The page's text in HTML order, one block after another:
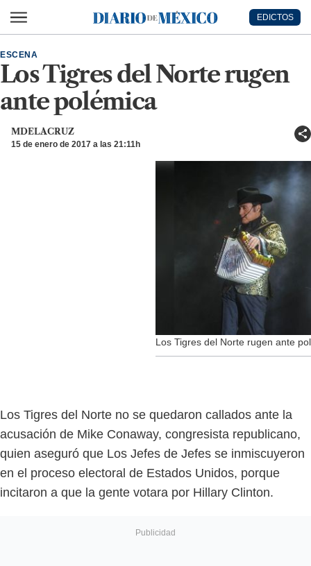
Diario de México
EDICTOS
Los Tigres del Norte rugen
ante polémica
ESCENA
MDELACRUZ
15 de enero de 2017 a las 21:11h
Los Tigres del Norte rugen ante
Los Tigres del Norte no se quedaron callados ante la
acusación de Mike Conaway, congresista republicano,
quien aseguró que Los Jefes de Jefes se inmiscuyeron
en el proceso electoral de Estados Unidos, porque
incitaron a que la gente votara por Hillary Clinton.